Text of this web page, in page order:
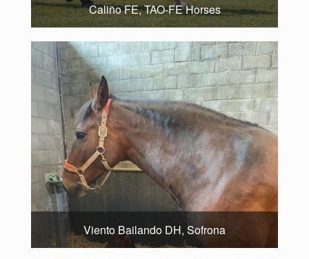
Caliño FE, TAO-FE Horses
Viento Bailando DH, Sofrona